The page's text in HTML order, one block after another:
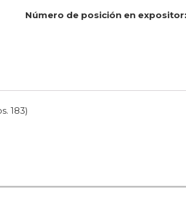
Número de posición en expositor:
183)